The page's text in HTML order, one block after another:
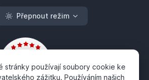
Přepnout režim
stránky používají soubory cookie ke
zážitku. Používáním našich